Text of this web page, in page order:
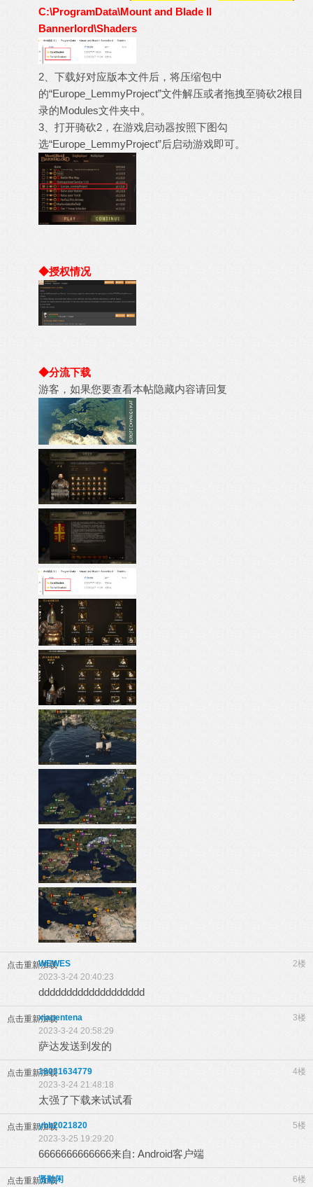
C:\ProgramData\Mount and Blade II
Bannerlord\Shaders
2、下载好对应版本文件后，将压缩包中
的“Europe_LemmyProject”文件解压或者拖拽至骑砍2根目
录的Modules文件夹中。
3、打开骑砍2，在游戏启动器按照下图勾
选“Europe_LemmyProject”后启动游戏即可。
◆授权情况
◆分流下载
游客，如果您要查看本帖隐藏内容请回复
点击重新加载 2楼
WEWES
2023-3-24 20:40:23
ddddddddddddddddddd
点击重新加载 3楼
xiaoentena
2023-3-24 20:58:29
萨达发送到发的
点击重新加载 4楼
18031634779
2023-3-24 21:48:18
太强了下载来试试看
点击重新加载 5楼
ybh2021820
2023-3-25 19:29:20
6666666666666来自: Android客户端
点击重新加载 6楼
贤鞋闲